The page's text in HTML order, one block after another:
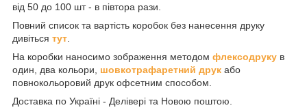
від 50 до 100 шт - в півтора рази.
Повний список та вартість коробок без нанесення друку
дивіться тут
На коробки наносимо зображення методом флексодруку в
один, два кольори, шовкотрафаретний друк або
повнокольоровий друк офсетним способом.
Доставка по Україні - Делівері та Новою поштою.